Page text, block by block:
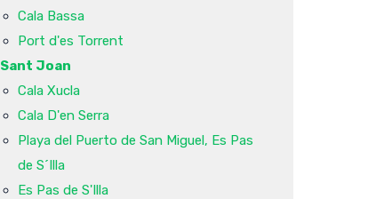
Cala Bassa
Port d'es Torrent
Sant Joan
Cala Xucla
Cala D'en Serra
Playa del Puerto de San Miguel, Es Pas
de S´Illa
Es Pas de S'Illa